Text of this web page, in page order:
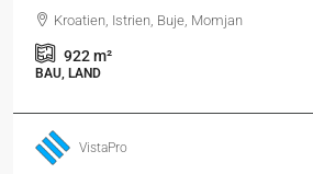
Kroatien, Istrien, Buje, Momjan
922m²
BAU, LAND
VistaPro